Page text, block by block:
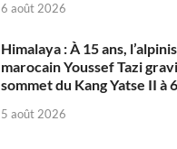
6 août 2026
Himalaya : À 15 ans,
marocain Youssef Tazi
sommet du Kang Yatse II à
5 août 2026